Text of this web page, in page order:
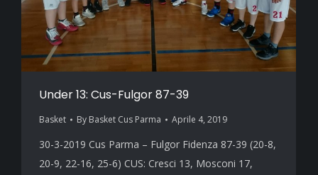
Under 13: Cus-Fulgor 87-39
Basket By Basket Cus Parma Aprile 4, 2019
30-3-2019 Cus Parma – Fulgor Fidenza 87-39 (20-8,
20-9, 22-16, 25-6) CUS: Cresci 13, Mosconi 17,